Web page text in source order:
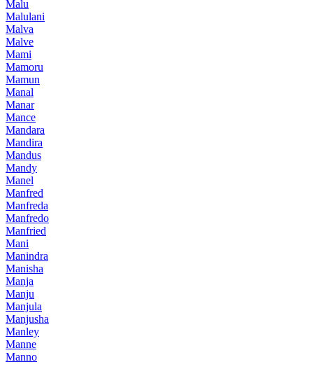
Malu
Malulani
Malva
Malve
Mami
Mamoru
Mamun
Manal
Manar
Mance
Mandara
Mandira
Mandus
Mandy
Manel
Manfred
Manfreda
Manfredo
Manfried
Mani
Manindra
Manisha
Manja
Manju
Manjula
Manjusha
Manley
Manne
Manno